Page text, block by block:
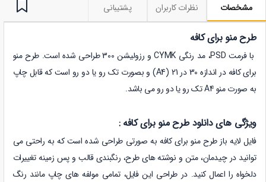
مشخصات نظرات کاربران پشتیبانی
طرح منو برای کافه
با فرمت PSD، مد رنگی CYMK و رزولیشن 300 طراحی شده است. طرح منو
برای کافه در اندازه 30 در 21 (A4) و بصورت تک رو یا دو رو است که قابل چاپ
به صورت منو A4 تک رو یا دو رو می باشد.
ویژگی های دانلود طرح منو برای کافه :
فایل لایه باز طرح منو برای کافه به صورتی طراحی شده است که به راحتی می
توانید در چیدمان، متن و نوشته های طرح، رنگبندی قالب و پس زمینه تغییرات
دلخواه را اعمال کنید. در طراحی این فایل، تمامی مولفه های چاپ مانند رنگ